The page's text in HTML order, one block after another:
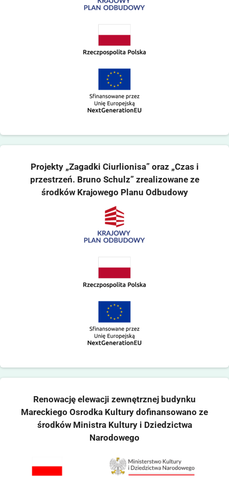
Projekty „Zagadki Ciurlionisa” oraz „Czas i
przestrzeń. Bruno Schulz” zrealizowane ze
środków Krajowego Planu Odbudowy
Renowację elewacji zewnętrznej budynku
Mareckiego Osrodka Kultury dofinansowano ze
środków Ministra Kultury i Dziedzictwa
Narodowego